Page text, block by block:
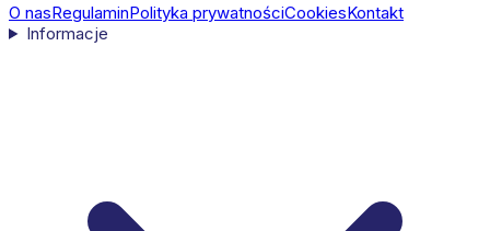
O nasRegulaminPolityka prywatnościCookiesKontakt
Informacje